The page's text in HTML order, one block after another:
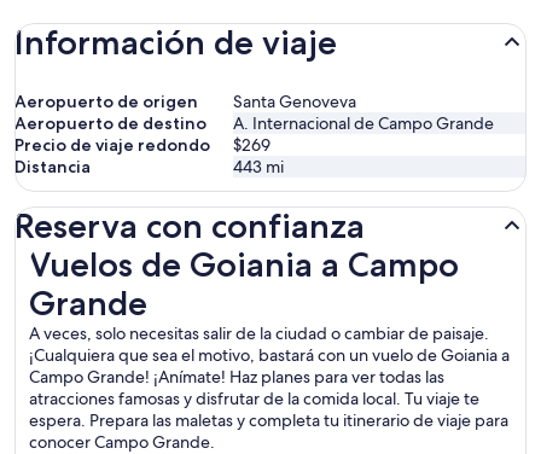
Información de viaje
Aeropuerto de origen
Santa Genoveva
Aeropuerto de destino
A. Internacional de Campo Grande
Precio de viaje redondo
$269
Distancia
443 mi
Reserva con confianza
Vuelos de Goiania a Campo
Grande
A veces, solo necesitas salir de la ciudad o cambiar de paisaje.
¡Cualquiera que sea el motivo, bastará con un vuelo de Goiania a
Campo Grande! ¡Anímate! Haz planes para ver todas las
atracciones famosas y disfrutar de la comida local. Tu viaje te
espera. Prepara las maletas y completa tu itinerario de viaje para
conocer Campo Grande.
Vuelos de Goiania a Campo Grande